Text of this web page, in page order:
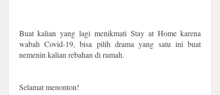
Buat kalian yang lagi menikmati Stay at Home karena
wabah Covid-19, bisa pilih drama yang satu ini buat
nemenin kalian rebahan di rumah.
Selamat menonton!